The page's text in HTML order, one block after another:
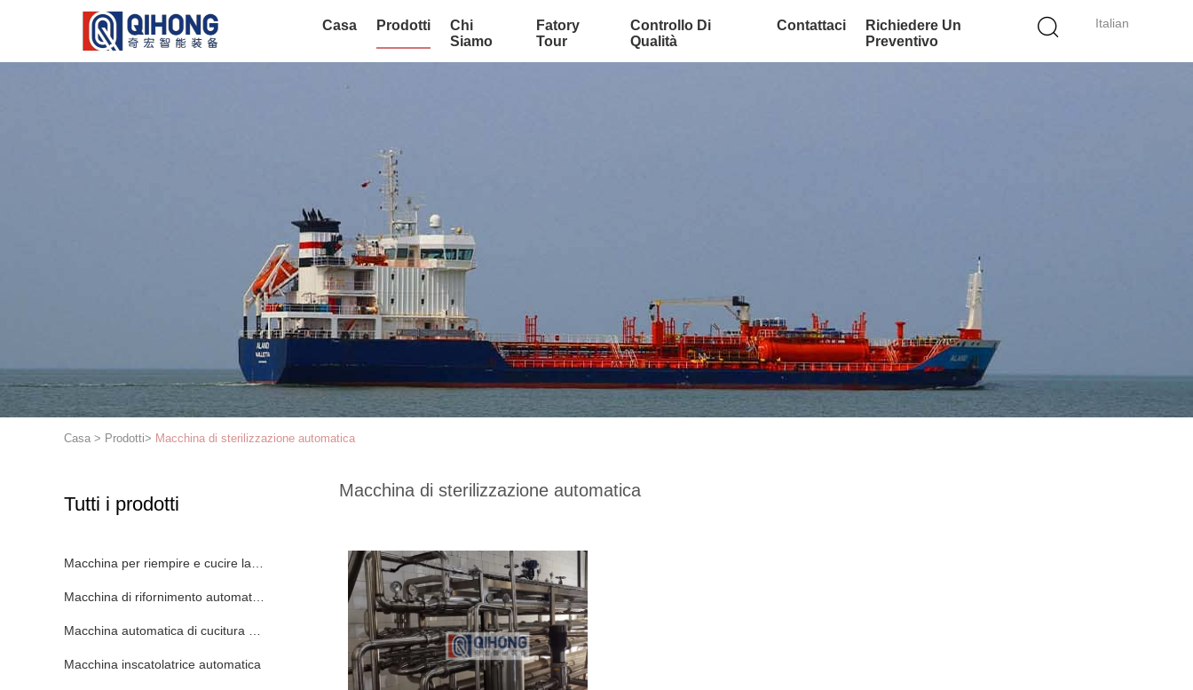
Italian
Casa Prodotti
Chi
Siamo
Fatory
Tour
Controllo Di
Qualità
Contattaci
Richiedere Un
Preventivo
Casa > Prodotti> Macchina di sterilizzazione automatica
Tutti i prodotti
Macchina per riempire e cucire la lattina
Macchina di rifornimento automatica della latta
Macchina automatica di cucitura delle lattine
Macchina inscatolatrice automatica
Macchina di sterilizzazione automatica